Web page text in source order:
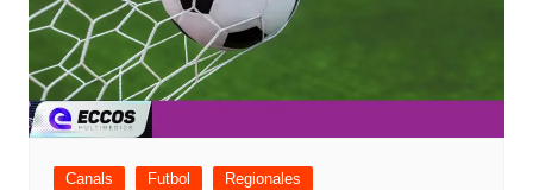
Canals Futbol Regionales